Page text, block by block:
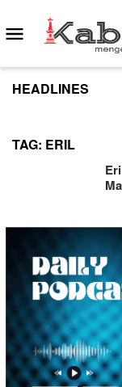
to
content
Mobile
Menu
HEADLINES
TAG: ERIL